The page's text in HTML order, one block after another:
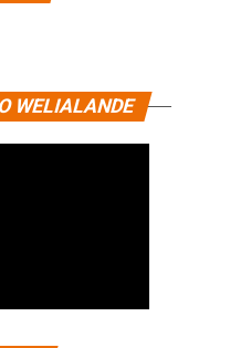
WELIALANDE